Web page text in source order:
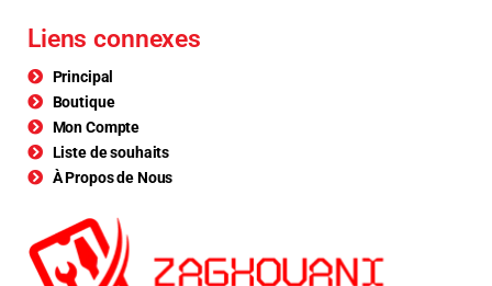
Liens connexes
Principal
Boutique
Mon Compte
Liste de souhaits
À Propos de Nous